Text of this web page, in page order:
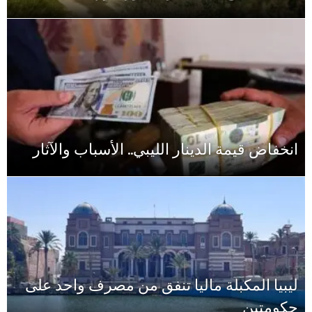
والآثار
واحد على